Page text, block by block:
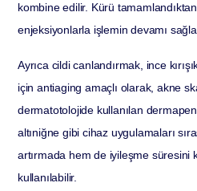
kombine edilir. Kürü
enjeksiyonlarla işlemin devamı
Ayrıca cildi canlandırmak, ince
için antiaging amaçlı olarak, akne
dermatotolojide kullanılan
altıniğne gibi cihaz uygulamaları
artırmada hem de iyileşme süresini
kullanılabilir.